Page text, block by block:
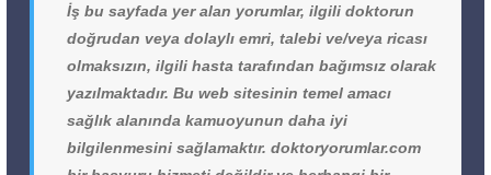
İş bu sayfada yer alan yorumlar, ilgili doktorun
doğrudan veya dolaylı emri, talebi ve/veya ricası
olmaksızın, ilgili hasta tarafından bağımsız olarak
yazılmaktadır. Bu web sitesinin temel amacı
sağlık alanında kamuoyunun daha iyi
bilgilenmesini sağlamaktır. doktoryorumlar.com